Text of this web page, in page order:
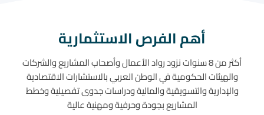
أهم الفرص الاستثمارية
أكثر من 8 سنوات نزود رواد الأعمال وأصحاب المشاريع والشركات
والهيئات الحكومية في الوطن العربي بالاستشارات الاقتصادية
والإدارية والتسويقية والمالية ودراسات جدوى تفصيلية وخطط
المشاريع بجودة وحرفية ومهنية عالية